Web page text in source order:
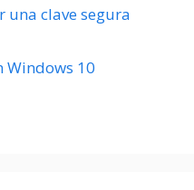
una clave segura
Windows 10